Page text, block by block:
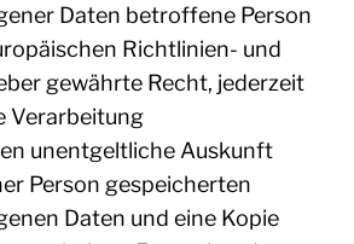
Daten betroffene Person
Richtlinien- und
gewährte Recht, jederzeit
Verarbeitung
unentgeltliche Auskunft
Person gespeicherten
Daten und eine Kopie